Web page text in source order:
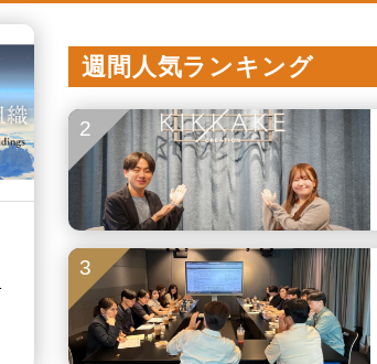
週間人気ランキング
2
3